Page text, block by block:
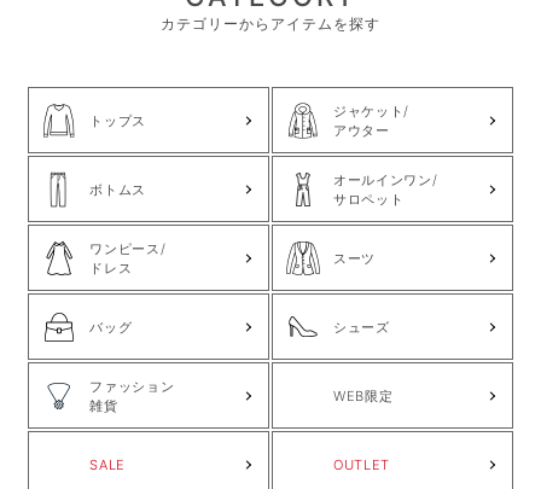
カテゴリーからアイテムを探す
トップス
ジャケット/
アウター
ボトムス
オールインワン/
サロペット
ワンピース/
ドレス
スーツ
バッグ シューズ
ファッション
雑貨
WEB限定
SALE OUTLET